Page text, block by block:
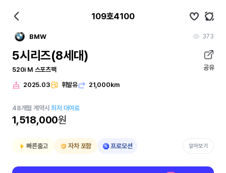
109호4100
BMW 373
5시리즈(8세대)
520i M 스포츠팩 공유
2025.03 휘발유 21,000km
48개월 계약시최저 대여료
1,518,000원
빠른출고 자차 포함 프로모션 알아보기